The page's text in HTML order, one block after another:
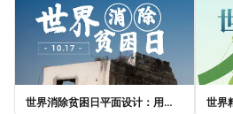
世界消除贫困日平面设计：用视觉语言传递尊严与温度